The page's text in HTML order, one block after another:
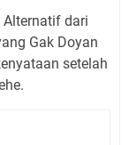
dari
Gak Doyan
setelah